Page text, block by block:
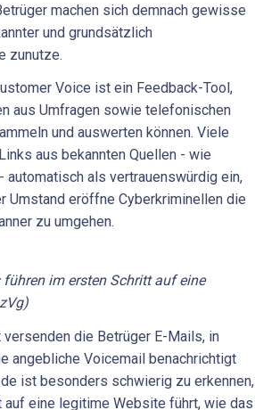
machen sich demnach gewisse
und grundsätzlich
zunutze.
Voice ist ein Feedback-Tool,
aus Umfragen sowie telefonischen
und auswerten können. Viele
aus bekannten Quellen - wie
als vertrauenswürdig ein,
Umstand eröffne Cyberkriminellen die
zu umgehen.
im ersten Schritt auf eine
die Betrüger E-Mails, in
angebliche Voicemail benachrichtigt
ist besonders schwierig zu erkennen,
auf eine legitime Website führt, wie das